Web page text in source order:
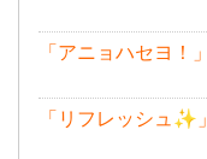
「アニョハセヨ！」
「リフレッシュ✨」